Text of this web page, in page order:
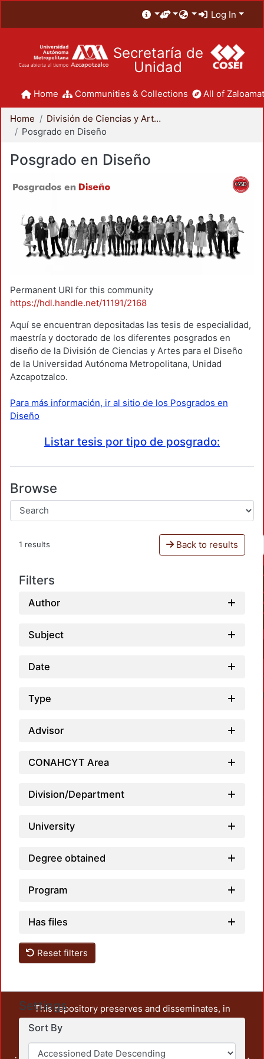
Log In
Secretaría de
Unidad
Home Communities & Collections All of
Home
División de Ciencias y Artes para el Diseño
Posgrado en Diseño
Posgrado en Diseño
Permanent URI for this community
https://hdl.handle.net/11191/2168
Aquí se encuentran depositadas las tesis de especialidad,
maestría y doctorado de los diferentes posgrados en
diseño de la División de Ciencias y Artes para el Diseño
de la Universidad Autónoma Metropolitana, Unidad
Azcapotzalco.
Para más información, ir al sitio de los Posgrados en
Diseño
Listar tesis por tipo de posgrado:
Browse
1 results Back to results
Filters
Author
Subject
Date
Type
Advisor
CONAHCYT Area
Division/Department
University
Degree obtained
Program
Has files
Reset filters
Settings
Sort By
This repository preserves and disseminates, in
unrestricted open access, the teaching and research
output of UAM Azcapotzalco. It also includes some
administrative and graphic documents from the